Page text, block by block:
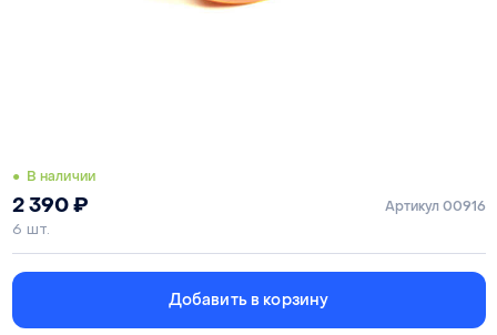
● В наличии
2 390₽
6 шт.
Артикул 00916
Добавить в корзину